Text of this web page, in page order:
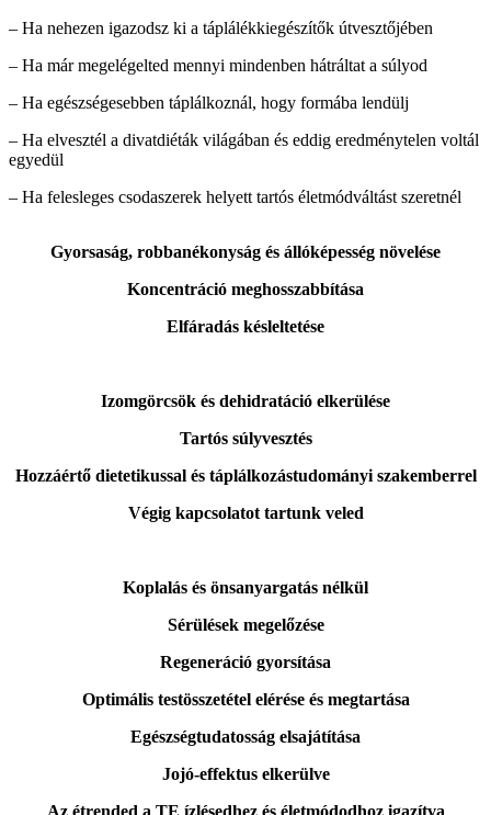
– Ha nehezen igazodsz ki a táplálékkiegészítők útvesztőjében
– Ha már megelégelted mennyi mindenben hátráltat a súlyod
– Ha egészségesebben táplálkoznál, hogy formába lendülj
– Ha elvesztél a divatdiéták világában és eddig eredménytelen voltál
egyedül
– Ha felesleges csodaszerek helyett tartós életmódváltást szeretnél
Gyorsaság, robbanékonyság és állóképesség növelése
Koncentráció meghosszabbítása
Elfáradás késleltetése
Izomgörcsök és dehidratáció elkerülése
Tartós súlyvesztés
Hozzáértő dietetikussal és táplálkozástudományi szakemberrel
Végig kapcsolatot tartunk veled
Koplalás és önsanyargatás nélkül
Sérülések megelőzése
Regeneráció gyorsítása
Optimális testösszetétel elérése és megtartása
Egészségtudatosság elsajátítása
Jojó-effektus elkerülve
Az étrended a TE ízlésedhez és életmódodhoz igazítva